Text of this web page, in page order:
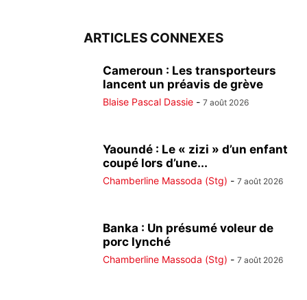
ARTICLES CONNEXES
Cameroun : Les transporteurs
lancent un préavis de grève
Blaise Pascal Dassie - 7 août 2026
Yaoundé : Le « zizi » d’un enfant
coupé lors d’une...
Chamberline Massoda (Stg) - 7 août 2026
Banka : Un présumé voleur de
porc lynché
Chamberline Massoda (Stg) - 7 août 2026